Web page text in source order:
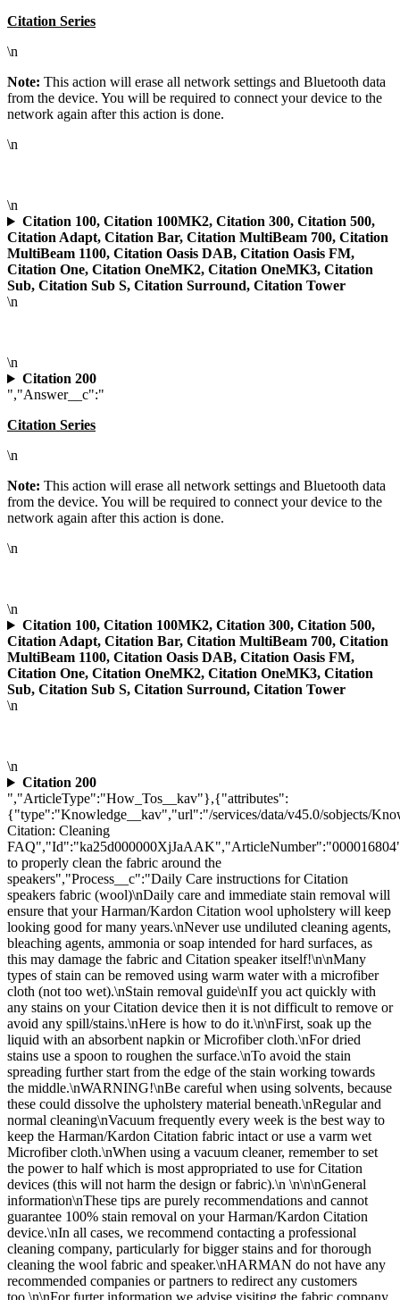
Citation Series
\n
Note: This action will erase all network settings and Bluetooth data
from the device. You will be required to connect your device to the
network again after this action is done.
\n
\n
Citation 100, Citation 100MK2, Citation 300, Citation 500,
Citation Adapt, Citation Bar, Citation MultiBeam 700, Citation
MultiBeam 1100, Citation Oasis DAB, Citation Oasis FM,
Citation One, Citation OneMK2, Citation OneMK3, Citation
Sub, Citation Sub S, Citation Surround, Citation Tower
\n
\n
Citation 200
","Answer__c":"
Citation Series
\n
Note: This action will erase all network settings and Bluetooth data
from the device. You will be required to connect your device to the
network again after this action is done.
\n
\n
Citation 100, Citation 100MK2, Citation 300, Citation 500,
Citation Adapt, Citation Bar, Citation MultiBeam 700, Citation
MultiBeam 1100, Citation Oasis DAB, Citation Oasis FM,
Citation One, Citation OneMK2, Citation OneMK3, Citation
Sub, Citation Sub S, Citation Surround, Citation Tower
\n
\n
Citation 200
","ArticleType":"How_Tos__kav"},{"attributes":
{"type":"Knowledge__kav","url":"/services/data/v45.0/sobjects/
Citation: Cleaning
to properly clean the fabric around the
speakers","Process__c":"Daily Care instructions for Citation
speakers fabric (wool)\nDaily care and immediate stain removal will
ensure that your Harman/Kardon Citation wool upholstery will keep
looking good for many years.\nNever use undiluted cleaning agents,
bleaching agents, ammonia or soap intended for hard surfaces, as
this may damage the fabric and Citation speaker itself!\n\nMany
types of stain can be removed using warm water with a microfiber
cloth (not too wet).\nStain removal guide\nIf you act quickly with
any stains on your Citation device then it is not difficult to remove or
avoid any spill/stains.\nHere is how to do it.\n\nFirst, soak up the
liquid with an absorbent napkin or Microfiber cloth.\nFor dried
stains use a spoon to roughen the surface.\nTo avoid the stain
spreading further start from the edge of the stain working towards
the middle.\nWARNING!\nBe careful when using solvents, because
these could dissolve the upholstery material beneath.\nRegular and
normal cleaning\nVacuum frequently every week is the best way to
keep the Harman/Kardon Citation fabric intact or use a varm wet
Microfiber cloth.\nWhen using a vacuum cleaner, remember to set
the power to half which is most appropriated to use for Citation
devices (this will not harm the design or fabric).\n \n\n\nGeneral
information\nThese tips are purely recommendations and cannot
guarantee 100% stain removal on your Harman/Kardon Citation
device.\nIn all cases, we recommend contacting a professional
cleaning company, particularly for bigger stains and for thorough
cleaning the wool fabric and speaker.\nHARMAN do not have any
recommended companies or partners to redirect any customers